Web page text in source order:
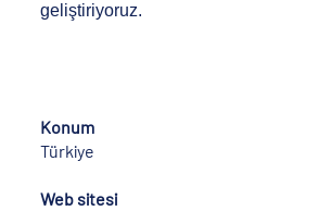
geliştiriyoruz.
Konum
Türkiye
Web sitesi